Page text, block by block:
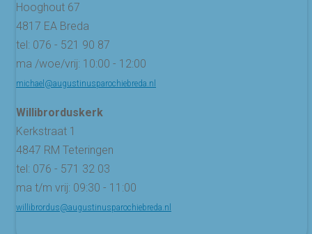
Hooghout 67
4817 EA Breda
tel: 076 - 521 90 87
ma /woe/vrij: 10:00 - 12:00
michael@augustinusparochiebreda.nl
Willibrorduskerk
Kerkstraat 1
4847 RM Teteringen
tel: 076 - 571 32 03
ma t/m vrij: 09:30 - 11:00
willibrordus@augustinusparochiebreda.nl